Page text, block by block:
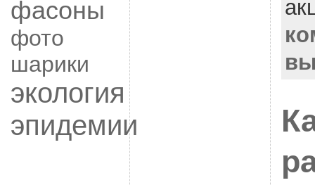
фасоны
фото
шарики
экология
эпидемии